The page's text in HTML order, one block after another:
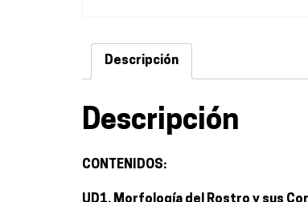
Descripción
Descripción
CONTENIDOS: